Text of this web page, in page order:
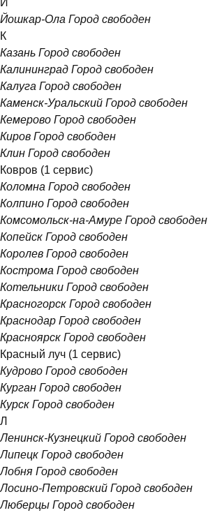
Й
Йошкар-Ола Город свободен
К
Казань Город свободен
Калининград Город свободен
Калуга Город свободен
Каменск-Уральский Город свободен
Кемерово Город свободен
Киров Город свободен
Клин Город свободен
Ковров (1 сервис)
Коломна Город свободен
Колпино Город свободен
Комсомольск-на-Амуре Город свободен
Копейск Город свободен
Королев Город свободен
Кострома Город свободен
Котельники Город свободен
Красногорск Город свободен
Краснодар Город свободен
Красноярск Город свободен
Красный луч (1 сервис)
Кудрово Город свободен
Курган Город свободен
Курск Город свободен
Л
Ленинск-Кузнецкий Город свободен
Липецк Город свободен
Лобня Город свободен
Лосино-Петровский Город свободен
Люберцы Город свободен